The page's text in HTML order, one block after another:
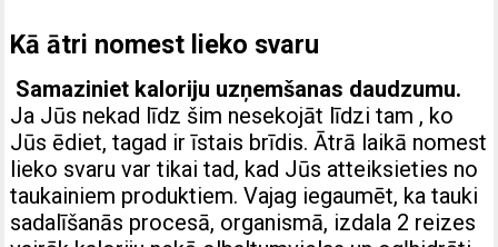
Kā ātri nomest lieko svaru
Samaziniet kaloriju uzņemšanas daudzumu.
Ja Jūs nekad līdz šim nesekojāt līdzi tam , ko
Jūs ēdiet, tagad ir īstais brīdis. Ātrā laikā nomest
lieko svaru var tikai tad, kad Jūs atteiksieties no
taukainiem produktiem. Vajag iegaumēt, ka tauki
sadalīšanās procesā, organismā, izdala 2 reizes